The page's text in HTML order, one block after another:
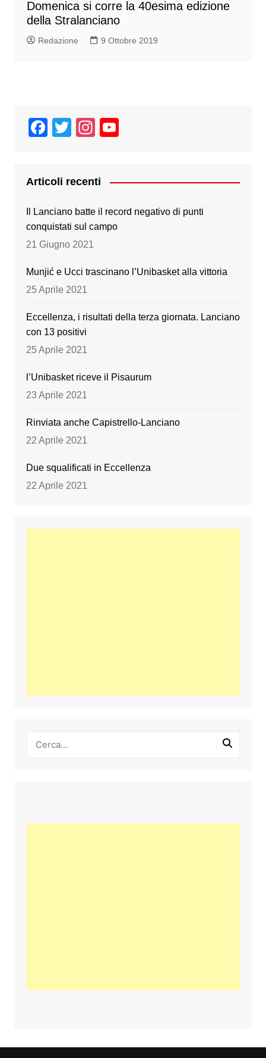
Domenica si corre la 40esima edizione
della Stralanciano
Redazione 9 Ottobre 2019
F
e
b
o
o
T
er
In
gr
a
m
T
Articoli recenti
Il Lanciano batte il record negativo di punti
conquistati sul campo
21 Giugno 2021
Munjić e Ucci trascinano l’Unibasket alla vittoria
25 Aprile 2021
Eccellenza, i risultati della terza giornata. Lanciano
con 13 positivi
25 Aprile 2021
l’Unibasket riceve il Pisaurum
23 Aprile 2021
Rinviata anche Capistrello-Lanciano
22 Aprile 2021
Due squalificati in Eccellenza
22 Aprile 2021